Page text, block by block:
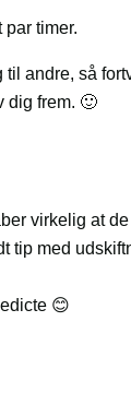
timer.
til andre, så
dig frem. 🙂
virkelig at
tip med
😊